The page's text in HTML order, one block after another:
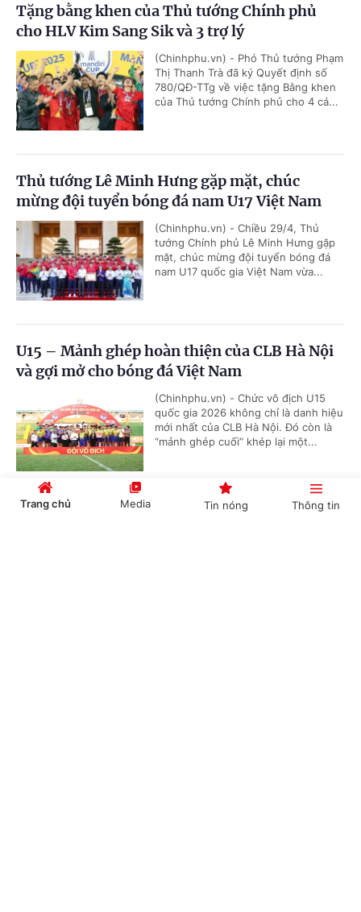
Tặng bằng khen của Thủ tướng Chính phủ
cho HLV Kim Sang Sik và 3 trợ lý
(Chinhphu.vn) - Phó Thủ tướng Phạm
Thị Thanh Trà đã ký Quyết định số
780/QĐ-TTg về việc tặng Bằng khen
của Thủ tướng Chính phủ cho 4 cá...
Thủ tướng Lê Minh Hưng gặp mặt, chúc
mừng đội tuyển bóng đá nam U17 Việt Nam
(Chinhphu.vn) - Chiều 29/4, Thủ
tướng Chính phủ Lê Minh Hưng gặp
mặt, chúc mừng đội tuyển bóng đá
nam U17 quốc gia Việt Nam vừa...
U15 – Mảnh ghép hoàn thiện của CLB Hà Nội
và gợi mở cho bóng đá Việt Nam
(Chinhphu.vn) - Chức vô địch U15
quốc gia 2026 không chỉ là danh hiệu
mới nhất của CLB Hà Nội. Đó còn là
“mảnh ghép cuối” khép lại một...
Trang chủ Media Tin nóng Thông tin